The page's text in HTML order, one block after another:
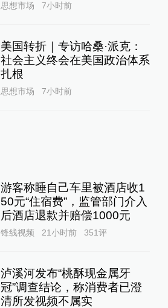
思想市场 7小时前
美国转折｜专访哈桑·派克：
社会主义终会在美国政治体系
扎根
思想市场 7小时前
游客称睡自己车里被酒店收1
50元“住宿费”，监管部门介入
后酒店退款并赔偿1000元
锋线视频 21小时前 351评
泸溪河发布“桃酥现金属牙
冠”调查结论，称消费者已澄
清所发视频不属实